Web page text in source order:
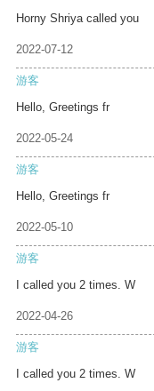
Horny Shriya called you
2022-07-12
游客
Hello, Greetings fr
2022-05-24
游客
Hello, Greetings fr
2022-05-10
游客
I called you 2 times. W
2022-04-26
游客
I called you 2 times. W